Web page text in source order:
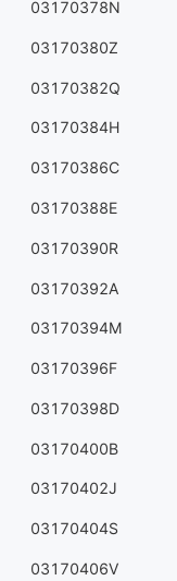
03170378N
03170380Z
03170382Q
03170384H
03170386C
03170388E
03170390R
03170392A
03170394M
03170396F
03170398D
03170400B
03170402J
03170404S
03170406V